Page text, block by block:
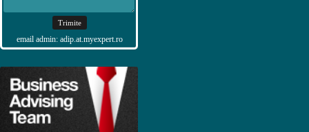
email admin: adip.at.myexpert.ro